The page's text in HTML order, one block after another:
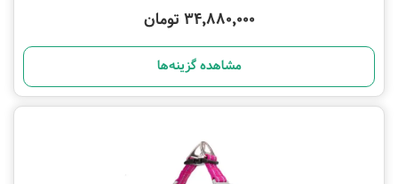
34,880,000 تومان
مشاهده گزینه‌ها